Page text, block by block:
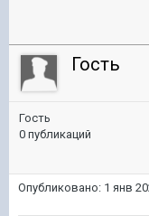
Гость
Гость
0 публикаций
Опубликовано: 1 янв